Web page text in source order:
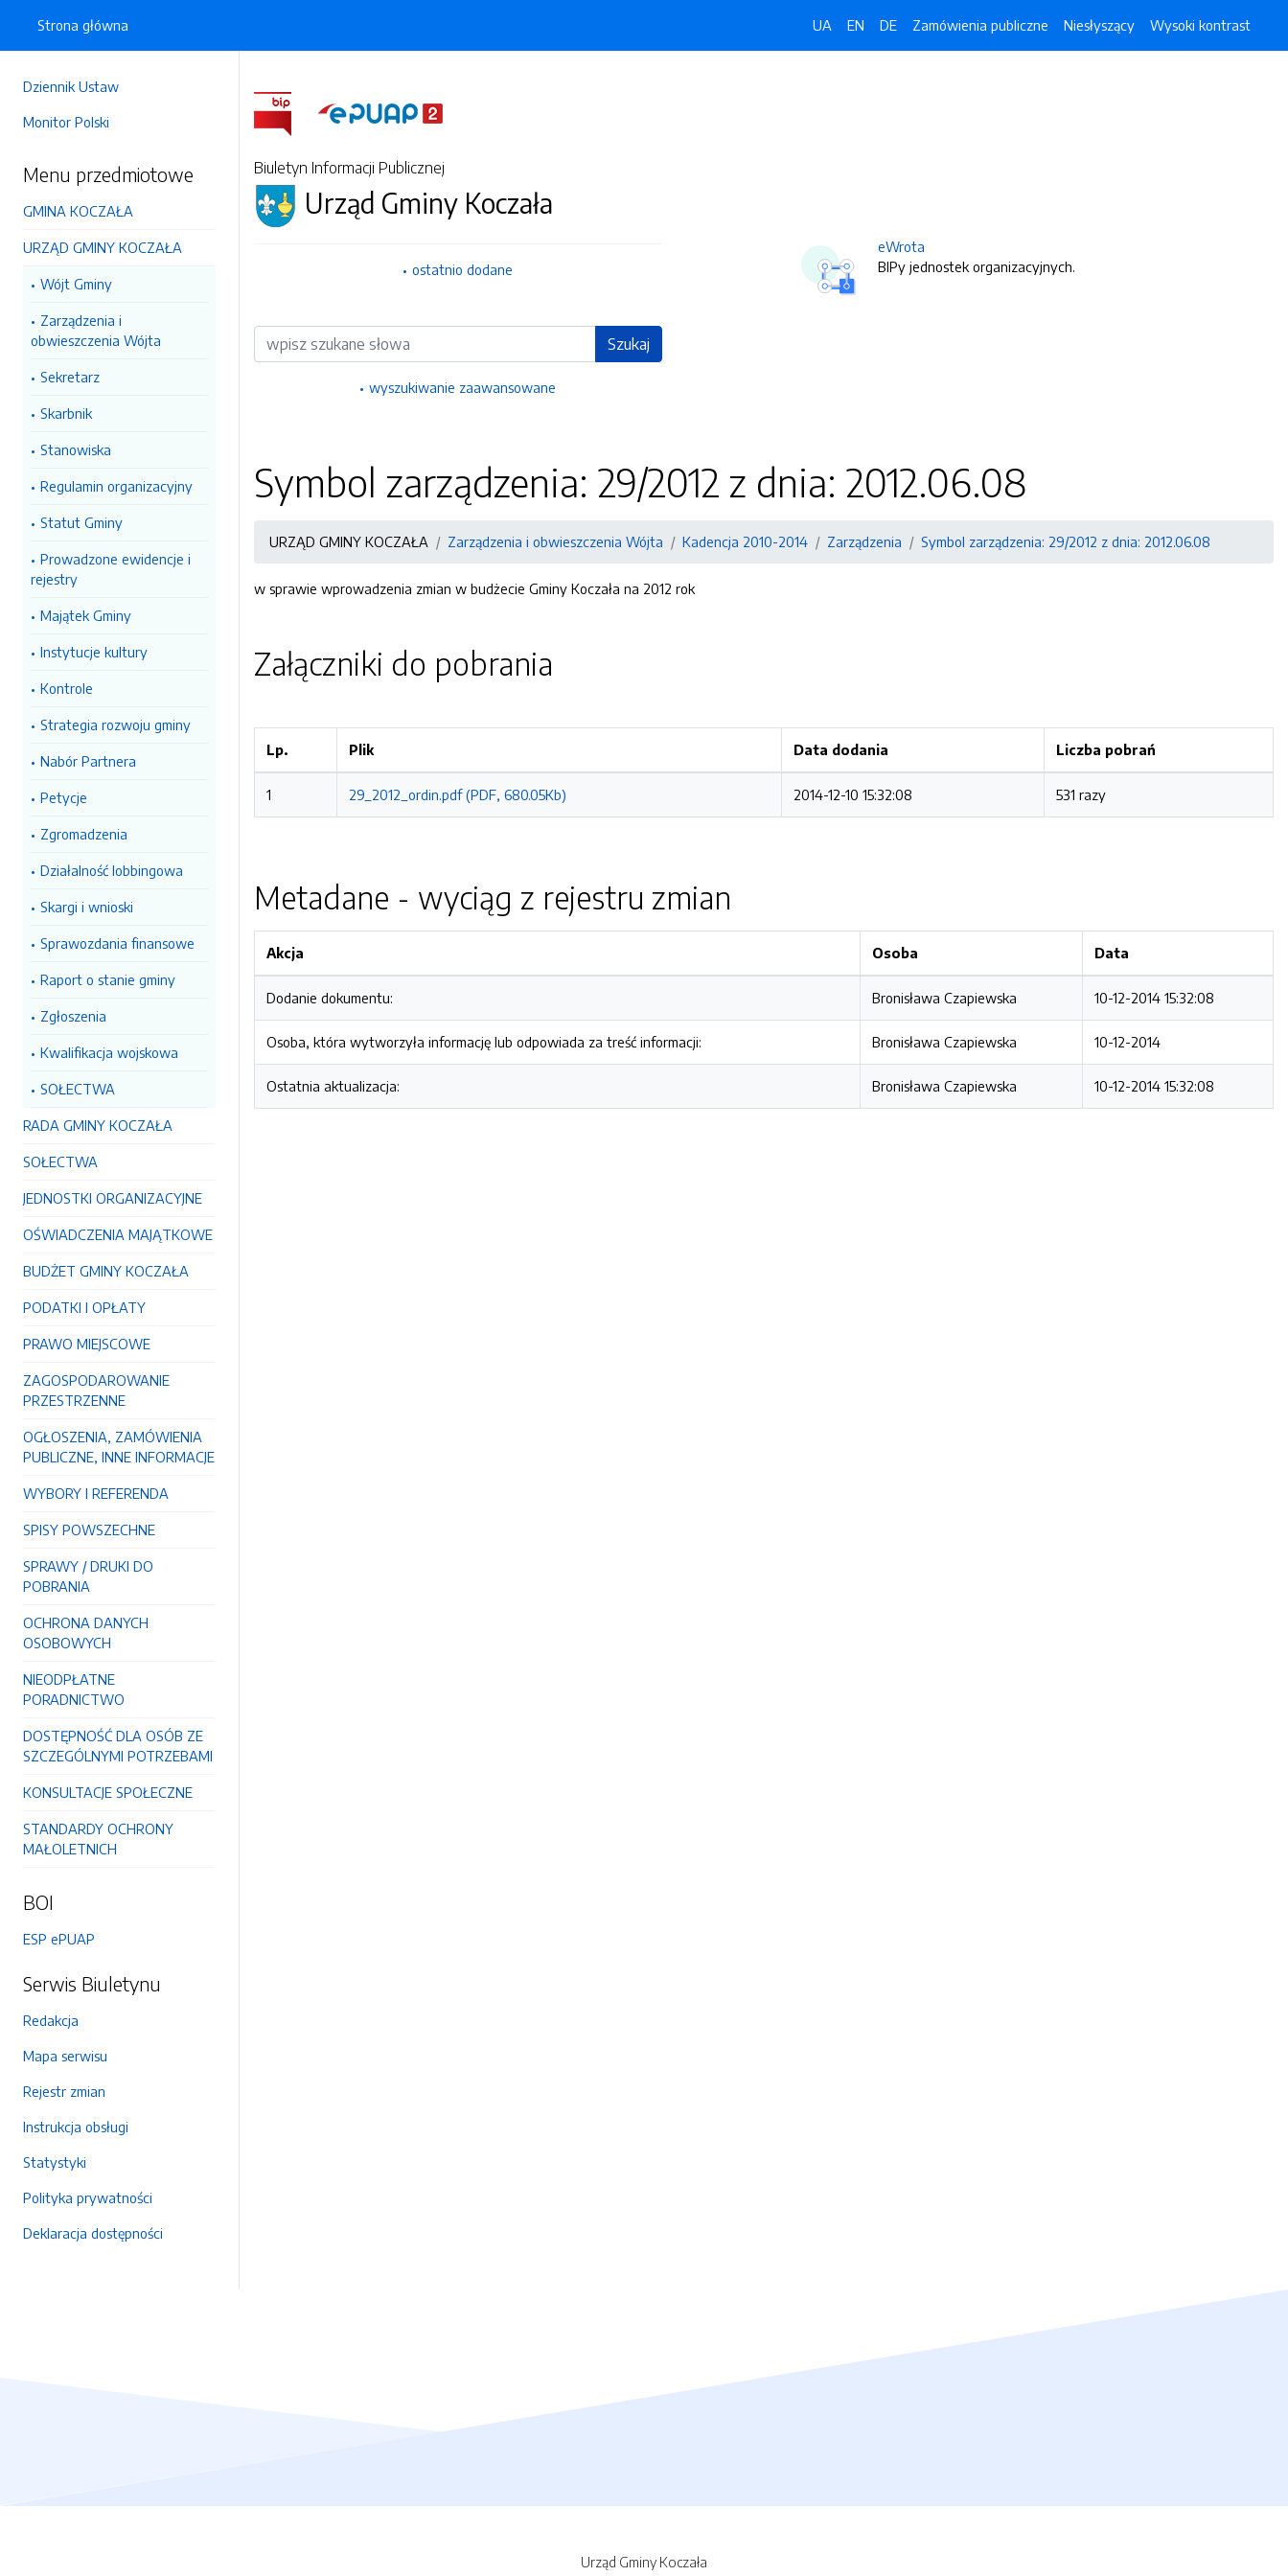
Dziennik Ustaw
Monitor Polski
Menu przedmiotowe
GMINA KOCZAŁA
URZĄD GMINY KOCZAŁA
Wójt Gminy
Zarządzenia i
obwieszczenia Wójta
Sekretarz
Skarbnik
Stanowiska
Regulamin organizacyjny
Statut Gminy
Prowadzone ewidencje i
rejestry
Majątek Gminy
Instytucje kultury
Kontrole
Strategia rozwoju gminy
Nabór Partnera
Petycje
Zgromadzenia
Działalność lobbingowa
Skargi i wnioski
Sprawozdania finansowe
Raport o stanie gminy
Zgłoszenia
Kwalifikacja wojskowa
SOŁECTWA
RADA GMINY KOCZAŁA
SOŁECTWA
JEDNOSTKI ORGANIZACYJNE
OŚWIADCZENIA MAJĄTKOWE
BUDŻET GMINY KOCZAŁA
PODATKI I OPŁATY
PRAWO MIEJSCOWE
ZAGOSPODAROWANIE
PRZESTRZENNE
OGŁOSZENIA, ZAMÓWIENIA
PUBLICZNE, INNE INFORMACJE
WYBORY I REFERENDA
SPISY POWSZECHNE
SPRAWY / DRUKI DO
POBRANIA
OCHRONA DANYCH
OSOBOWYCH
NIEODPŁATNE
PORADNICTWO
DOSTĘPNOŚĆ DLA OSÓB ZE
SZCZEGÓLNYMI POTRZEBAMI
KONSULTACJE SPOŁECZNE
STANDARDY OCHRONY
MAŁOLETNICH
BOI
ESP ePUAP
Serwis Biuletynu
Redakcja
Mapa serwisu
Rejestr zmian
Instrukcja obsługi
Statystyki
Polityka prywatności
Deklaracja dostępności
Strona główna UA EN DE Zamówienia publiczne Niesłyszący Wysoki kontrast
Biuletyn Informacji Publicznej
Urząd Gminy Koczała
ostatnio dodane
Wyszukiwarka Szukaj
wyszukiwanie zaawansowane
eWrota
BIPy jednostek organizacyjnych.
Symbol zarządzenia: 29/2012 z dnia: 2012.06.08
URZĄD GMINY KOCZAŁA Zarządzenia i obwieszczenia Wójta Kadencja 2010-2014 Zarządzenia Symbol zarządzenia: 29/2012 z dnia: 2012.06.08
w sprawie wprowadzenia zmian w budżecie Gminy Koczała na 2012 rok
Załączniki do pobrania
Lp. Plik Data dodania Liczba pobrań
1 29_2012_ordin.pdf (PDF, 680.05Kb) 2014-12-10 15:32:08 531 razy
Metadane - wyciąg z rejestru zmian
Akcja Osoba Data
Dodanie dokumentu: Bronisława Czapiewska 10-12-2014 15:32:08
Osoba, która wytworzyła informację lub odpowiada za treść informacji: Bronisława Czapiewska 10-12-2014
Ostatnia aktualizacja: Bronisława Czapiewska 10-12-2014 15:32:08
Urząd Gminy Koczała